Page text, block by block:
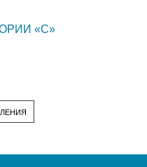
«C»